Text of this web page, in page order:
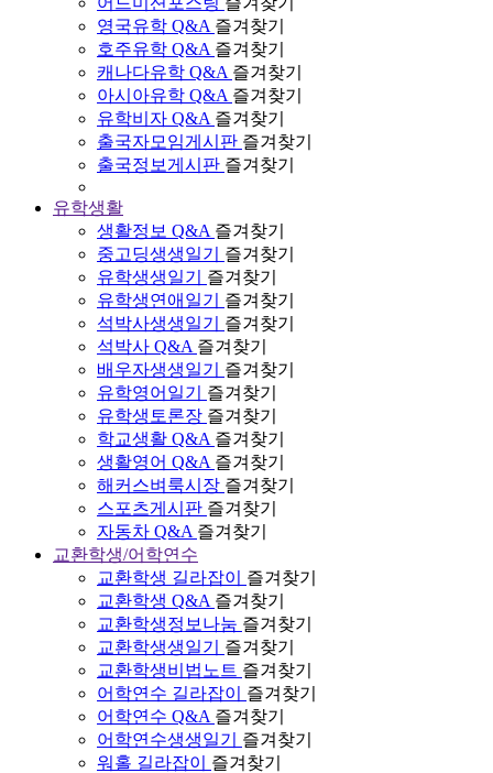
영국유학 Q&A 즐겨찾기
호주유학 Q&A 즐겨찾기
캐나다유학 Q&A 즐겨찾기
아시아유학 Q&A 즐겨찾기
유학비자 Q&A 즐겨찾기
출국자모임게시판 즐겨찾기
출국정보게시판 즐겨찾기
유학생활
생활정보 Q&A 즐겨찾기
중고딩생생일기
즐겨찾기
유학생생일기
즐겨찾기
유학생연애일기
즐겨찾기
석박사생생일기
즐겨찾기
석박사 Q&A 즐겨찾기
배우자생생일기
즐겨찾기
유학영어일기
즐겨찾기
유학생토론장 즐겨찾기
학교생활 Q&A 즐겨찾기
생활영어 Q&A 즐겨찾기
해커스벼룩시장 즐겨찾기
스포츠게시판 즐겨찾기
자동차 Q&A 즐겨찾기
교환학생/어학연수
교환학생 길라잡이
즐겨찾기
교환학생 Q&A 즐겨찾기
교환학생정보나눔 즐겨찾기
교환학생생일기
즐겨찾기
교환학생비법노트 즐겨찾기
어학연수 길라잡이
즐겨찾기
어학연수 Q&A 즐겨찾기
어학연수생생일기
즐겨찾기
워홀 길라잡이
즐겨찾기